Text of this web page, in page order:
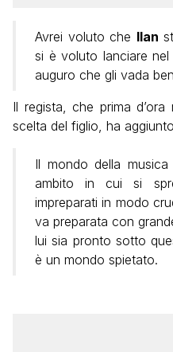
Avrei voluto che Ilan
si è voluto lanciare
auguro che gli vada
Il regista, che prima
scelta del figlio, ha
Il mondo della
ambito in cui si
impreparati in modo
va preparata con
lui sia pronto sotto
è un mondo spietato.